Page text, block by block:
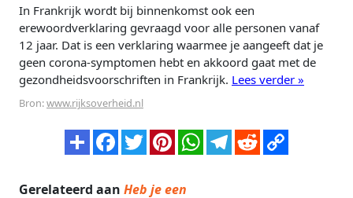
In Frankrijk wordt bij binnenkomst ook een
erewoordverklaring gevraagd voor alle personen vanaf
12 jaar. Dat is een verklaring waarmee je aangeeft dat je
geen corona-symptomen hebt en akkoord gaat met de
gezondheidsvoorschriften in Frankrijk. Lees verder »
Bron:www.rijksoverheid.nl
Gerelateerd aan Heb je een